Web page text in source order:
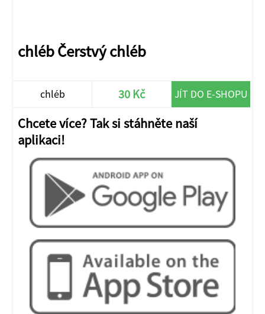
chléb Čerstvý chléb
chléb 30 Kč JÍT DO E-SHOPU
Chcete více? Tak si stáhněte naší
aplikaci!